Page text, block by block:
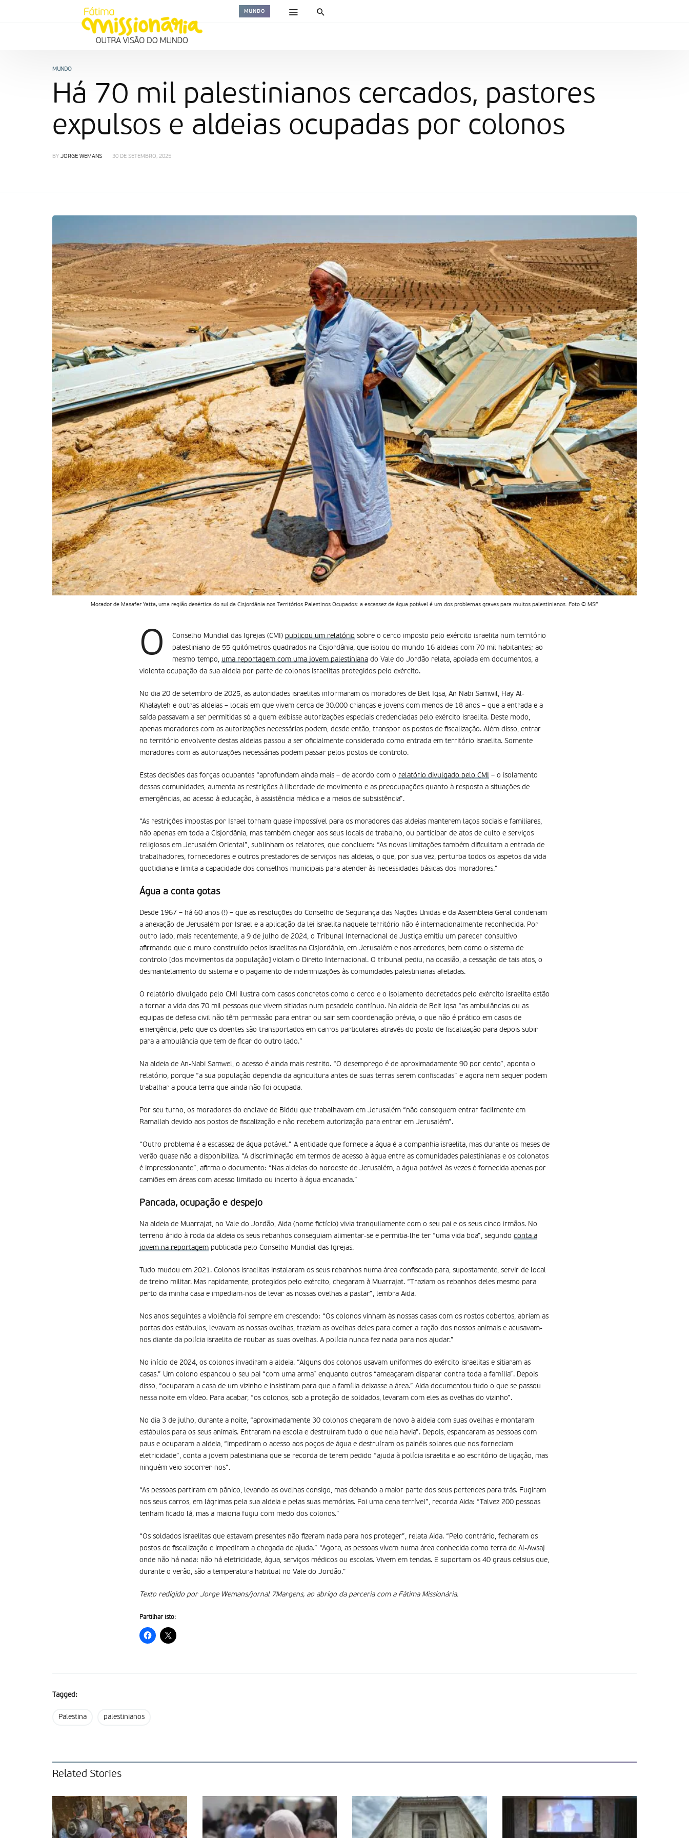
MUNDO
MUNDO
Há 70 mil palestinianos cercados, pastores
expulsos e aldeias ocupadas por colonos
BY JORGE WEMANS 30 DE SETEMBRO, 2025
Morador de Masafer Yatta, uma região desértica do sul da Cisjordânia nos Territórios Palestinos Ocupados: a escassez de água potável é um dos problemas graves para muitos palestinianos. Foto © MSF
O Conselho Mundial das Igrejas (CMI) publicou um relatório sobre o cerco imposto pelo exército israelita num território
palestiniano de 55 quilómetros quadrados na Cisjordânia, que isolou do mundo 16 aldeias com 70 mil habitantes; ao
mesmo tempo, uma reportagem com uma jovem palestiniana do Vale do Jordão relata, apoiada em documentos, a
violenta ocupação da sua aldeia por parte de colonos israelitas protegidos pelo exército.
No dia 20 de setembro de 2025, as autoridades israelitas informaram os moradores de Beit Iqsa, An Nabi Samwil, Hay Al-
Khalayleh e outras aldeias – locais em que vivem cerca de 30.000 crianças e jovens com menos de 18 anos – que a entrada e a
saída passavam a ser permitidas só a quem exibisse autorizações especiais credenciadas pelo exército israelita. Deste modo,
apenas moradores com as autorizações necessárias podem, desde então, transpor os postos de fiscalização. Além disso, entrar
no território envolvente destas aldeias passou a ser oficialmente considerado como entrada em território israelita. Somente
moradores com as autorizações necessárias podem passar pelos postos de controlo.
Estas decisões das forças ocupantes “aprofundam ainda mais – de acordo com o relatório divulgado pelo CMI – o isolamento
dessas comunidades, aumenta as restrições à liberdade de movimento e as preocupações quanto à resposta a situações de
emergências, ao acesso à educação, à assistência médica e a meios de subsistência”.
“As restrições impostas por Israel tornam quase impossível para os moradores das aldeias manterem laços sociais e familiares,
não apenas em toda a Cisjordânia, mas também chegar aos seus locais de trabalho, ou participar de atos de culto e serviços
religiosos em Jerusalém Oriental”, sublinham os relatores, que concluem: “As novas limitações também dificultam a entrada de
trabalhadores, fornecedores e outros prestadores de serviços nas aldeias, o que, por sua vez, perturba todos os aspetos da vida
quotidiana e limita a capacidade dos conselhos municipais para atender às necessidades básicas dos moradores.”
Água a conta gotas
Desde 1967 – há 60 anos (!) – que as resoluções do Conselho de Segurança das Nações Unidas e da Assembleia Geral condenam
a anexação de Jerusalém por Israel e a aplicação da lei israelita naquele território não é internacionalmente reconhecida. Por
outro lado, mais recentemente, a 9 de julho de 2024, o Tribunal Internacional de Justiça emitiu um parecer consultivo
afirmando que o muro construído pelos israelitas na Cisjordânia, em Jerusalém e nos arredores, bem como o sistema de
controlo [dos movimentos da população] violam o Direito Internacional. O tribunal pediu, na ocasião, a cessação de tais atos, o
desmantelamento do sistema e o pagamento de indemnizações às comunidades palestinianas afetadas.
O relatório divulgado pelo CMI ilustra com casos concretos como o cerco e o isolamento decretados pelo exército israelita estão
a tornar a vida das 70 mil pessoas que vivem sitiadas num pesadelo contínuo. Na aldeia de Beit Iqsa “as ambulâncias ou as
equipas de defesa civil não têm permissão para entrar ou sair sem coordenação prévia, o que não é prático em casos de
emergência, pelo que os doentes são transportados em carros particulares através do posto de fiscalização para depois subir
para a ambulância que tem de ficar do outro lado.”
Na aldeia de An-Nabi Samwel, o acesso é ainda mais restrito. “O desemprego é de aproximadamente 90 por cento”, aponta o
relatório, porque “a sua população dependia da agricultura antes de suas terras serem confiscadas” e agora nem sequer podem
trabalhar a pouca terra que ainda não foi ocupada.
Por seu turno, os moradores do enclave de Biddu que trabalhavam em Jerusalém “não conseguem entrar facilmente em
Ramallah devido aos postos de fiscalização e não recebem autorização para entrar em Jerusalém”.
“Outro problema é a escassez de água potável.” A entidade que fornece a água é a companhia israelita, mas durante os meses de
verão quase não a disponibiliza. “A discriminação em termos de acesso à água entre as comunidades palestinianas e os colonatos
é impressionante”, afirma o documento: “Nas aldeias do noroeste de Jerusalém, a água potável às vezes é fornecida apenas por
camiões em áreas com acesso limitado ou incerto à água encanada.”
Pancada, ocupação e despejo
Na aldeia de Muarrajat, no Vale do Jordão, Aida (nome fictício) vivia tranquilamente com o seu pai e os seus cinco irmãos. No
terreno árido à roda da aldeia os seus rebanhos conseguiam alimentar-se e permitia-lhe ter “uma vida boa”, segundo conta a
jovem na reportagem publicada pelo Conselho Mundial das Igrejas.
Tudo mudou em 2021. Colonos israelitas instalaram os seus rebanhos numa área confiscada para, supostamente, servir de local
de treino militar. Mas rapidamente, protegidos pelo exército, chegaram à Muarrajat. “Traziam os rebanhos deles mesmo para
perto da minha casa e impediam-nos de levar as nossas ovelhas a pastar”, lembra Aida.
Nos anos seguintes a violência foi sempre em crescendo: “Os colonos vinham às nossas casas com os rostos cobertos, abriam as
portas dos estábulos, levavam as nossas ovelhas, traziam as ovelhas deles para comer a ração dos nossos animais e acusavam-
nos diante da polícia israelita de roubar as suas ovelhas. A polícia nunca fez nada para nos ajudar.”
No início de 2024, os colonos invadiram a aldeia. “Alguns dos colonos usavam uniformes do exército israelitas e sitiaram as
casas.” Um colono espancou o seu pai “com uma arma” enquanto outros “ameaçaram disparar contra toda a família”. Depois
disso, “ocuparam a casa de um vizinho e insistiram para que a família deixasse a área.” Aida documentou tudo o que se passou
nessa noite em vídeo. Para acabar, “os colonos, sob a proteção de soldados, levaram com eles as ovelhas do vizinho”.
No dia 3 de julho, durante a noite, “aproximadamente 30 colonos chegaram de novo à aldeia com suas ovelhas e montaram
estábulos para os seus animais. Entraram na escola e destruíram tudo o que nela havia”. Depois, espancaram as pessoas com
paus e ocuparam a aldeia, “impediram o acesso aos poços de água e destruíram os painéis solares que nos forneciam
eletricidade”, conta a jovem palestiniana que se recorda de terem pedido “ajuda à polícia israelita e ao escritório de ligação, mas
ninguém veio socorrer-nos”.
“As pessoas partiram em pânico, levando as ovelhas consigo, mas deixando a maior parte dos seus pertences para trás. Fugiram
nos seus carros, em lágrimas pela sua aldeia e pelas suas memórias. Foi uma cena terrível”, recorda Aida: “Talvez 200 pessoas
tenham ficado lá, mas a maioria fugiu com medo dos colonos.”
“Os soldados israelitas que estavam presentes não fizeram nada para nos proteger”, relata Aida. “Pelo contrário, fecharam os
postos de fiscalização e impediram a chegada de ajuda.” “Agora, as pessoas vivem numa área conhecida como terra de Al-Awsaj
onde não há nada: não há eletricidade, água, serviços médicos ou escolas. Vivem em tendas. E suportam os 40 graus celsius que,
durante o verão, são a temperatura habitual no Vale do Jordão.”
Texto redigido por Jorge Wemans/jornal 7Margens, ao abrigo da parceria com a Fátima Missionária.
Partilhar isto:
Tagged:
Palestina palestinianos
Related Stories